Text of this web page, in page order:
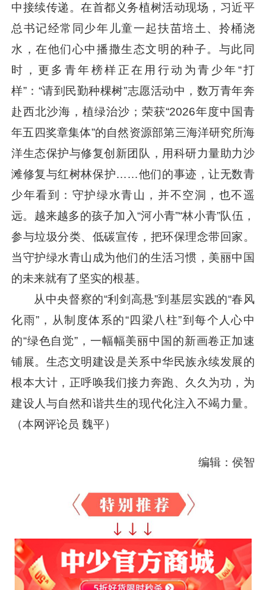
中接续传递。在首都义务植树活动现场， 习近平
总书记经常同少年儿童一起扶苗培土、拎桶浇
水，在他们心中播撒生态文明的种子。与此同
时，更多青年榜样正在用行动为青少年“打
样”：“请到民勤种棵树”志愿活动中，数万青年奔
赴西北沙海，植绿治沙；荣获“2026年度中国青
年五四奖章集体”的自然资源部第三海洋研究所海
洋生态保护与修复创新团队，用科研力量助力沙
滩修复与红树林保护……他们的事迹，让无数青
少年看到：守护绿水青山，并不空洞，也不遥
远。越来越多的孩子加入“河小青”“林小青”队伍，
参与垃圾分类、低碳宣传，把环保理念带回家。
当守护绿水青山成为他们的生活习惯，美丽中国
的未来就有了坚实的根基。
从中央督察的“利剑高悬”到基层实践的“春风
化雨”，从制度体系的“四梁八柱”到每个人心中
的“绿色自觉”，一幅幅美丽中国的新画卷正加速
铺展。生态文明建设是关系中华民族永续发展的
根本大计，正呼唤我们接力奔跑、久久为功，为
建设人与自然和谐共生的现代化注入不竭力量。
（本网评论员 魏平）
编辑：侯智